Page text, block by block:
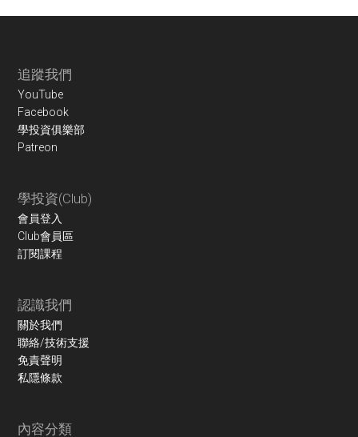
Footer
追蹤我們
YouTube
Facebook
學投資俱樂部
Patreon
學投資(Club)
會員登入
Club會員區
訂閱課程
認識我們
關於我們
聯絡/技術支援
免責聲明
私隱條款
內容分類